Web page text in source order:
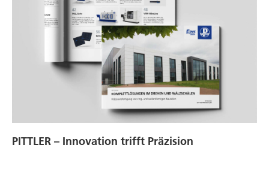
PITTLER – Innovation trifft Präzision